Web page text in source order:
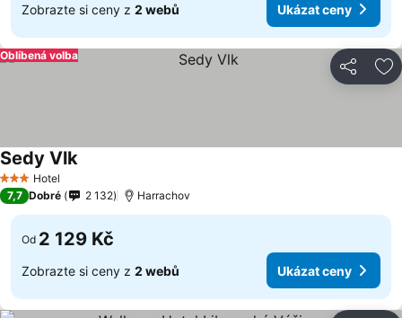
Zobrazte si ceny z 2 webů Ukázat ceny
Sdílet
Oblíbená volba
3 Počet hvězdiček
Hotel
Sedy Vlk
7,7 Dobré 2 132 Harrachov
Od 2 129 Kč
Zobrazte si ceny z 2 webů Ukázat ceny